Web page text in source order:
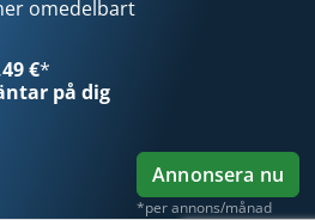
omedelbart
€*
på dig
Annonsera nu
*per annons/månad